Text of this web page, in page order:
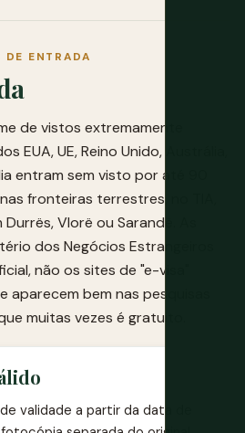
DE ENTRADA
de vistos extremamente
EUA, UE, Reino Unido, Austrália,
entram sem visto por até 90
fronteiras terrestres, no TIA,
Vlorë ou Sarandë. As
dos Negócios Estrangeiros
não os sites de "e-visa"
bem nas pesquisas
muitas vezes é gratuito.
validade a partir da data de